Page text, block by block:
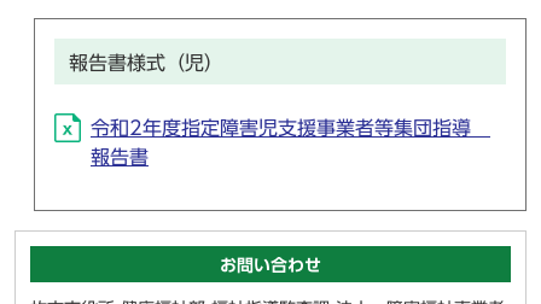
報告書様式（児）
令和2年度指定障害児支援事業者等集団指導
報告書
お問い合わせ